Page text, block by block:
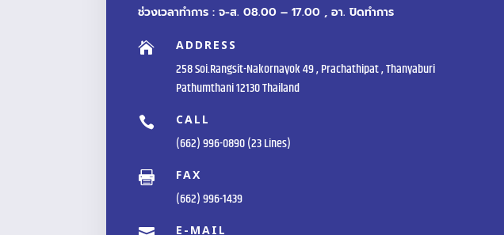
ช่วงเวลาทำการ : จ-ส. 08.00 – 17.00 , อา. ปิดทำการ
 ADDRESS
258 Soi.Rangsit-Nakornayok 49 , Prachathipat , Thanyaburi
Pathumthani 12130 Thailand
 CALL
(662) 996-0890 (23 Lines)
 FAX
(662) 996-1439
E-MAIL